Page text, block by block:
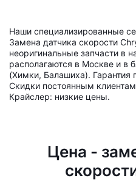
Наши специализированные
Замена датчика скорости
неоригинальные запчасти в
располагаются в Москве и
(Химки, Балашиха). Гарантия
Скидки постоянным
Крайслер: низкие цены.
Цена -